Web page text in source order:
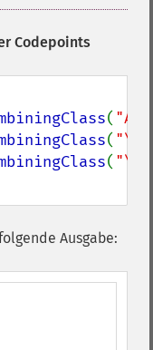
Codepoints
( "A"
(
(
Ausgabe: